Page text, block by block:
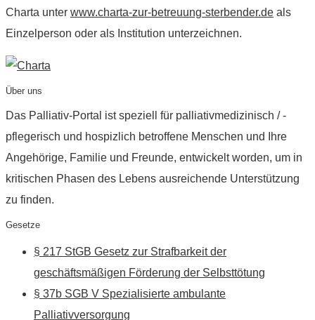
Charta unter www.charta-zur-betreuung-sterbender.de als
Einzelperson oder als Institution unterzeichnen.
Über uns
Das Palliativ-Portal ist speziell für palliativmedizinisch / -
pflegerisch und hospizlich betroffene Menschen und Ihre
Angehörige, Familie und Freunde, entwickelt worden, um in
kritischen Phasen des Lebens ausreichende Unterstützung
zu finden.
Gesetze
§ 217 StGB Gesetz zur Strafbarkeit der
geschäftsmäßigen Förderung der Selbsttötung
§ 37b SGB V Spezialisierte ambulante
Palliativversorgung